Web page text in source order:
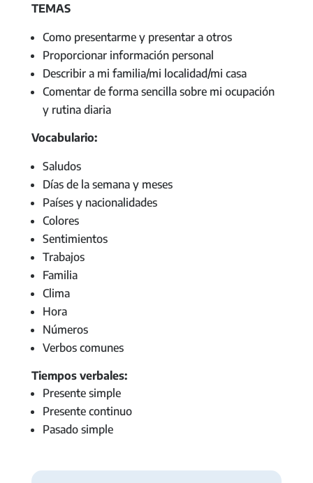
TEMAS
Como presentarme y presentar a otros
Proporcionar información personal
Describir a mi familia/mi localidad/mi casa
Comentar de forma sencilla sobre mi ocupación
y rutina diaria
Vocabulario:
Saludos
Días de la semana y meses
Países y nacionalidades
Colores
Sentimientos
Trabajos
Familia
Clima
Hora
Números
Verbos comunes
Tiempos verbales:
Presente simple
Presente continuo
Pasado simple